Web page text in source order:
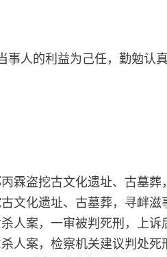
事人的利益为己任，勤勉认
霖盗挖古文化遗址、古墓葬
文化遗址、古墓葬，寻衅滋
人案，一审被判死刑，上诉
人案，检察机关建议判处死